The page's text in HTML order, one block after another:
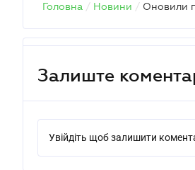
Головна / Новини / Оновили
Залиште
Увійдіть щоб залишити